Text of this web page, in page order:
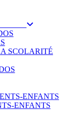
SCOLARITÉ
ENFANTS
ENFANTS